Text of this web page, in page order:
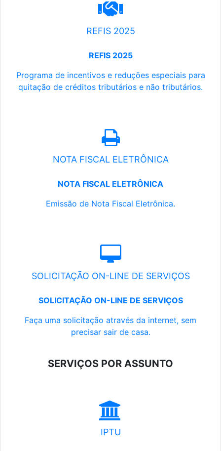
REFIS 2025
REFIS 2025
Programa de incentivos e reduções especiais para
quitação de créditos tributários e não tributários.
NOTA FISCAL ELETRÔNICA
NOTA FISCAL ELETRÔNICA
Emissão de Nota Fiscal Eletrônica.
SOLICITAÇÃO ON-LINE DE SERVIÇOS
SOLICITAÇÃO ON-LINE DE SERVIÇOS
Faça uma solicitação através da internet, sem
precisar sair de casa.
SERVIÇOS POR ASSUNTO
IPTU